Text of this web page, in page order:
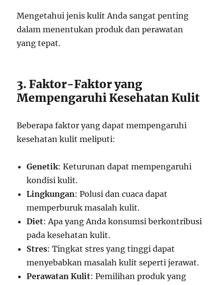
Mengetahui jenis kulit Anda sangat penting
dalam menentukan produk dan perawatan
yang tepat.
3. Faktor-Faktor yang
Mempengaruhi Kesehatan Kulit
Beberapa faktor yang dapat mempengaruhi
kesehatan kulit meliputi:
Genetik: Keturunan dapat mempengaruhi
kondisi kulit.
Lingkungan: Polusi dan cuaca dapat
memperburuk masalah kulit.
Diet: Apa yang Anda konsumsi berkontribusi
pada kesehatan kulit.
Stres: Tingkat stres yang tinggi dapat
menyebabkan masalah kulit seperti jerawat.
Perawatan Kulit: Pemilihan produk yang